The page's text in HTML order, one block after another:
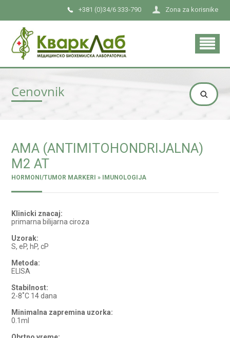
Zona za korisnike
+381 (0)34/6 333-790
Cenovnik
AMA (ANTIMITOHONDRIJALNA)
M2 AT
HORMONI/TUMOR MARKERI » IMUNOLOGIJA
Klinicki znacaj:
primarna bilijarna ciroza
Uzorak:
S, eP, hP, cP
Metoda:
ELISA
Stabilnost:
2-8˚C 14 dana
Minimalna zapremina uzorka:
0.1ml